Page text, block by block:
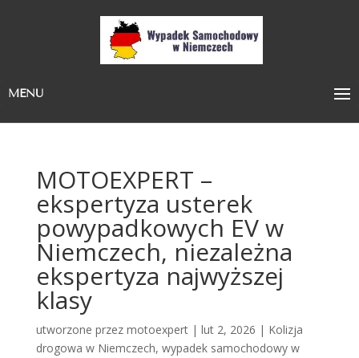
MENU
MOTOEXPERT –
ekspertyza usterek
powypadkowych EV w
Niemczech, niezależna
ekspertyza najwyższej
klasy
utworzone przez motoexpert| lut 2, 2026 | Kolizja
drogowa w Niemczech, wypadek samochodowy w